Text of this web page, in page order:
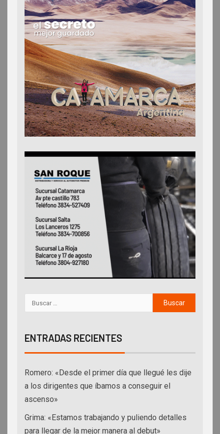
ENTRADAS RECIENTES
Romero: «Desde el primer día que llegué les dije
a los dirigentes que íbamos a conseguir el
ascenso»
Grima: «Estamos trabajando y puliendo detalles
para llegar de la mejor manera al debut»